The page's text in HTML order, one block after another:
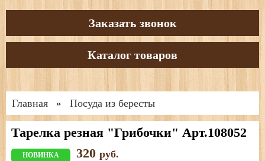
Заказать звонок
Каталог товаров
Главная » Посуда из бересты
Тарелка резная "Грибочки" Арт.108052
НОВИНКА 320 руб.